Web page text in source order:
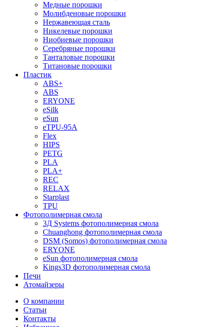
Медные порошки
Молибденовые порошки
Нержавеющая сталь
Никелевые порошки
Ниобиевые порошки
Серебряные порошки
Танталовые порошки
Титановые порошки
Пластик
ABS+
ABS
ERYONE
eSilk
eSun
eTPU-95A
Flex
HIPS
PETG
PLA
PLA+
REC
RELAX
Starplast
TPU
Фотополимерная смола
3Д Systems фотополимерная смола
Chuanghong фотополимерная смола
DSM (Somos) фотополимерная смола
ERYONE
eSun фотополимерная смола
Kings3D фотополимерная смола
Печи
Атомайзеры
О компании
Статьи
Контакты